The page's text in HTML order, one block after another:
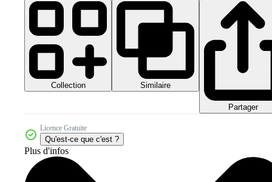
Collection Similaire
Partager
Licence Gratuite
Qu'est-ce que c'est ?
Plus d'infos